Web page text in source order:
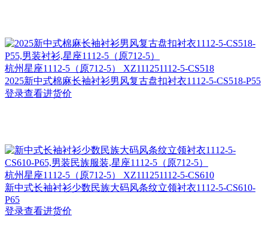
杭州星座1112-5（原712-5） XZ111251112-5-CS518
2025新中式棉麻长袖衬衫男风复古盘扣衬衣1112-5-CS518-P55
登录查看进货价
杭州星座1112-5（原712-5） XZ111251112-5-CS610
新中式长袖衬衫少数民族大码风条纹立领衬衣1112-5-CS610-
P65
登录查看进货价